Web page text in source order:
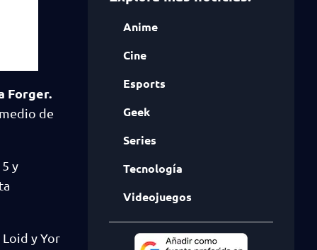
Forger.
de
y
y Yor
Anime
Cine
Esports
Geek
Series
Tecnología
Videojuegos